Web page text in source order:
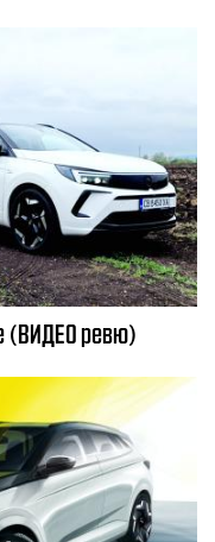
(ВИДЕО ревю)